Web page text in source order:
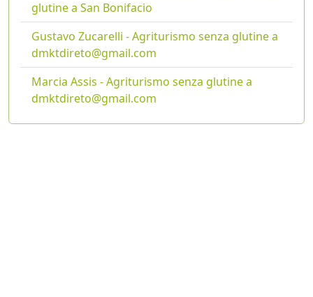
glutine a San Bonifacio
Gustavo Zucarelli - Agriturismo senza glutine a
dmktdireto@gmail.com
Marcia Assis - Agriturismo senza glutine a
dmktdireto@gmail.com